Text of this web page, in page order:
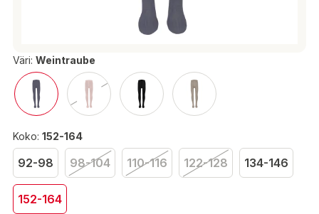
Väri: Weintraube
Koko: 152-164
92-98 98-104 110-116 122-128 134-146
152-164